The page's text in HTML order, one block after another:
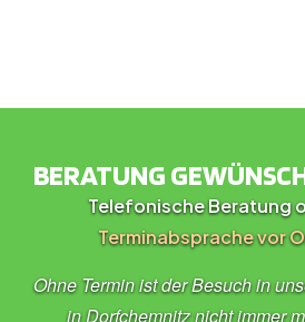
BERATUNG
Telefonische Beratung
Terminabsprache vor
Ohne Termin ist der Besuch in
in Dorfchemnitz nicht immer